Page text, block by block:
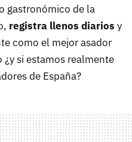
gastronómico de la
registra llenos diarios y
como el mejor asador
¿y si estamos realmente
de España?